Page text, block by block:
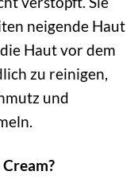
neigende Haut
Haut vor dem
zu reinigen,
und